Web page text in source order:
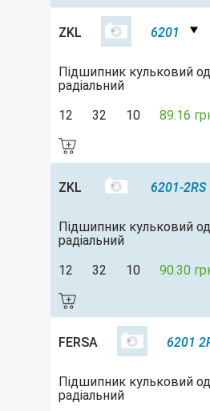
ZKL 6201
Підшипник кульковий
радіальний
12
32 10 89.16
ZKL 6201-2RS
Підшипник кульковий
радіальний
12
32 10 90.30
FERSA 6201
Підшипник кульковий
радіальний